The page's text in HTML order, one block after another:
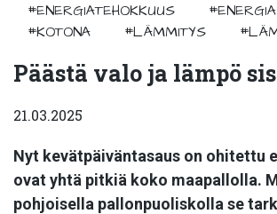
#ENERGIATEHOKKUUS
#KOTONA
#LÄMMITYS
Päästä valo ja lämpö
21.03.2025
Nyt kevätpäiväntasaus on ohitettu
ovat yhtä pitkiä koko maapallolla.
pohjoisella pallonpuoliskolla se